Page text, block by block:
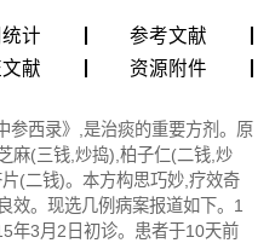
计
参考文献
献 资源附件
参西录》,是治痰的重要方剂。原
麻(三钱,炒捣),柏子仁(二钱,炒
(二钱)。本方构思巧妙,疗效奇
效。现选几例病案报道如下。1
年3月2日初诊。患者于10天前